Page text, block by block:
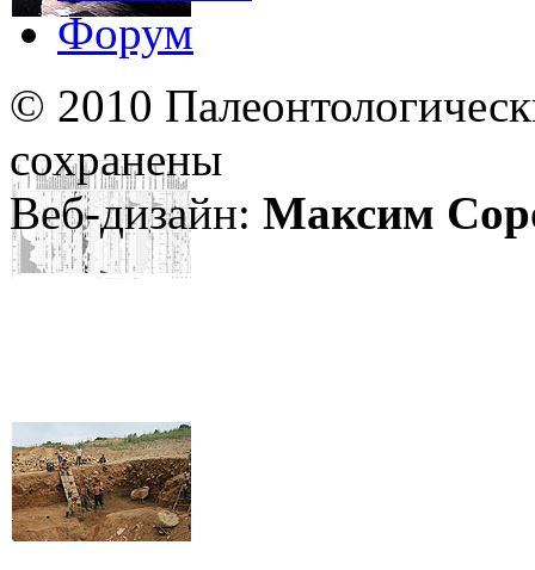
Форум
© 2010
сохранены
Веб-дизайн: Максим